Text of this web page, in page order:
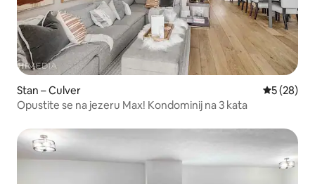
Stan – Culver Prosječna
5 (28)
Opustite se na jezeru Max! Kondominij na 3 kata